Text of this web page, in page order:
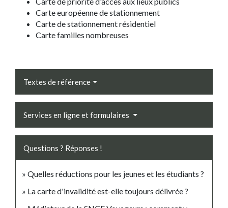
Carte européenne de stationnement
Carte de stationnement résidentiel
Carte familles nombreuses
Textes de référence
Services en ligne et formulaires
Questions ? Réponses !
Quelles réductions pour les jeunes et les étudiants ?
La carte d'invalidité est-elle toujours délivrée ?